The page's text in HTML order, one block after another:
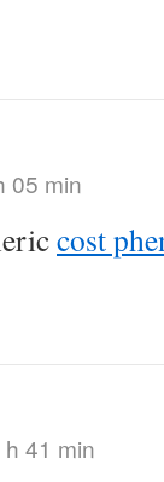
05 min
cost
41 min